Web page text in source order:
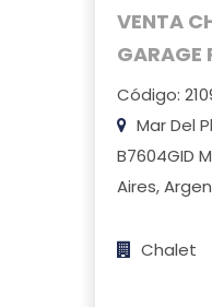
VENTA
GARAGE
Código:
Mar Del
B7604GID
Aires,
Chalet